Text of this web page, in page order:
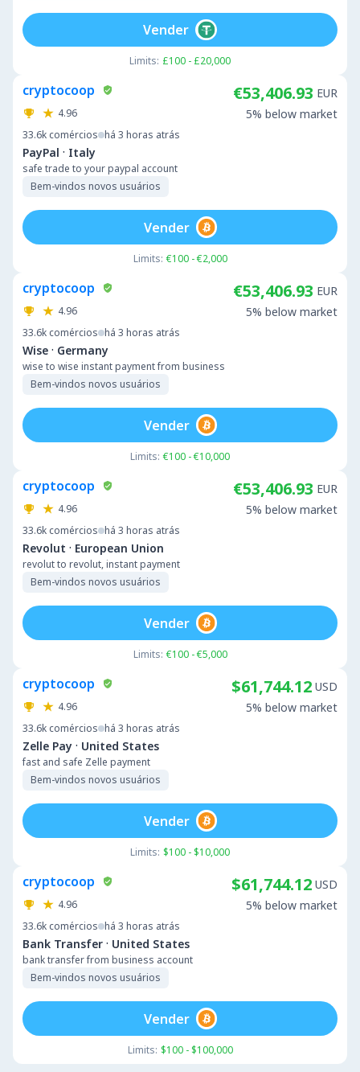
Limits: £100 - £20,000
Vender
cryptocoop
4.96
33.6k comércios há 3 horas atrás
PayPal · Italy
safe trade to your paypal account
Bem-vindos novos usuários
€53,406.93 EUR
5% below market
Limits: €100 - €2,000
Vender
cryptocoop
4.96
33.6k comércios há 3 horas atrás
Wise · Germany
wise to wise instant payment from business
Bem-vindos novos usuários
€53,406.93 EUR
5% below market
Limits: €100 - €10,000
Vender
cryptocoop
4.96
33.6k comércios há 3 horas atrás
Revolut · European Union
revolut to revolut, instant payment
Bem-vindos novos usuários
€53,406.93 EUR
5% below market
Limits: €100 - €5,000
Vender
cryptocoop
4.96
33.6k comércios há 3 horas atrás
Zelle Pay · United States
fast and safe Zelle payment
Bem-vindos novos usuários
$61,744.12 USD
5% below market
Limits: $100 - $10,000
Vender
cryptocoop
4.96
33.6k comércios há 3 horas atrás
Bank Transfer · United States
bank transfer from business account
Bem-vindos novos usuários
$61,744.12 USD
5% below market
Limits: $100 - $100,000
Vender